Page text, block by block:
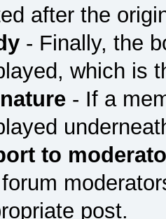
after the
- Finally, the
which is
- If a
to
post.